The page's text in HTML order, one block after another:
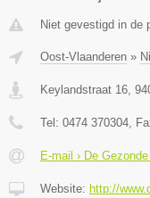
Niet gevestigd in de
Oost-Vlaanderen »
Keylandstraat 16
Tel: 0474 370304 ,
E-mail › De
Website: http://